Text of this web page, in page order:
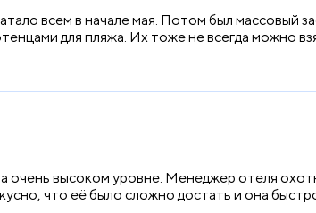
всем в начале мая. Потом был массовый
для пляжа. Их тоже не всегда можно
очень высоком уровне. Менеджер отеля
что её было сложно достать и она